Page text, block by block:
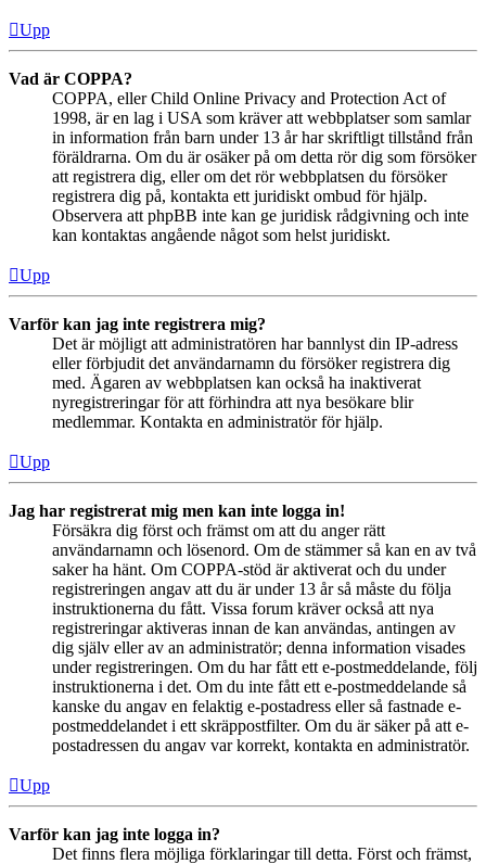
Upp
Vad är COPPA?
COPPA, eller Child Online Privacy and Protection Act of
1998, är en lag i USA som kräver att webbplatser som samlar
in information från barn under 13 år har skriftligt tillstånd från
föräldrarna. Om du är osäker på om detta rör dig som försöker
att registrera dig, eller om det rör webbplatsen du försöker
registrera dig på, kontakta ett juridiskt ombud för hjälp.
Observera att phpBB inte kan ge juridisk rådgivning och inte
kan kontaktas angående något som helst juridiskt.
Upp
Varför kan jag inte registrera mig?
Det är möjligt att administratören har bannlyst din IP-adress
eller förbjudit det användarnamn du försöker registrera dig
med. Ägaren av webbplatsen kan också ha inaktiverat
nyregistreringar för att förhindra att nya besökare blir
medlemmar. Kontakta en administratör för hjälp.
Upp
Jag har registrerat mig men kan inte logga in!
Försäkra dig först och främst om att du anger rätt
användarnamn och lösenord. Om de stämmer så kan en av två
saker ha hänt. Om COPPA-stöd är aktiverat och du under
registreringen angav att du är under 13 år så måste du följa
instruktionerna du fått. Vissa forum kräver också att nya
registreringar aktiveras innan de kan användas, antingen av
dig själv eller av an administratör; denna information visades
under registreringen. Om du har fått ett e-postmeddelande, följ
instruktionerna i det. Om du inte fått ett e-postmeddelande så
kanske du angav en felaktig e-postadress eller så fastnade e-
postmeddelandet i ett skräppostfilter. Om du är säker på att e-
postadressen du angav var korrekt, kontakta en administratör.
Upp
Varför kan jag inte logga in?
Det finns flera möjliga förklaringar till detta. Först och främst,